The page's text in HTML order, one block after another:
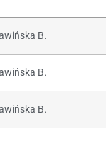
B.
B.
B.